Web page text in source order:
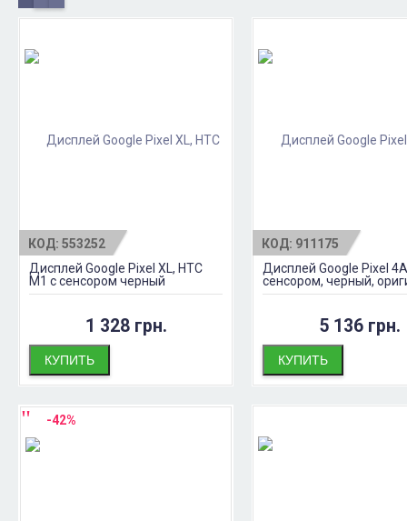
КОД: 553252
Дисплей Google Pixel XL, HTC
M1 с сенсором черный
1 328 грн.
КУПИТЬ
КОД: 911175
Дисплей Google Pixel
сенсором, черный,
5 136 грн.
КУПИТЬ
-42%